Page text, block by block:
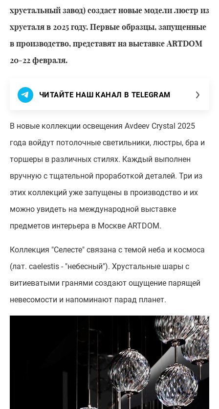
хрустальный завод) создаст новые модели люстр из
хрусталя в 2025 году. Первые образцы, запущенные
в производство, представят на выставке ARTDOM
20-22 февраля.
ЧИТАЙТЕ НАШ КАНАЛ В TELEGRAM
В новые коллекции освещения Avdeev Crystal 2025
года войдут потолочные светильники, люстры, бра и
торшеры в различных стилях. Каждый выполнен
вручную с тщательной проработкой деталей. Три из
этих коллекций уже запущены в производство и их
можно увидеть на международной выставке
предметов интерьера в Москве ARTDOM.
Коллекция "Селесте" связана с темой неба и космоса
(лат. caelestis - "небесный"). Хрустальные шары с
витиеватыми гранями создают ощущение парящей
невесомости и напоминают парад планет.